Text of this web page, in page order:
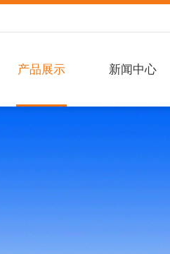
产品展示 新闻中心